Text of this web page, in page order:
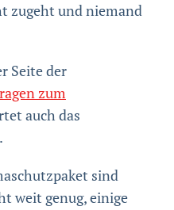
zugeht und niemand
Seite der
zum
auch das
sind
weit genug, einige